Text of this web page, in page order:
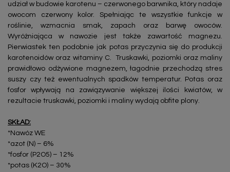
udział w budowie karotenu – czerwonego barwnika, który nadaje
owocom czerwony kolor. Spełniając te wszystkie funkcje w
roślinie, wzmacnia smak, zapach oraz barwę owoców.
Wyróżniająca w nawozie jest także zawartość magnezu.
Pierwiastek ten podobnie jak potas przyczynia się do produkcji
karotenoidów oraz witaminy C. Truskawki, poziomki oraz maliny
prawidłowo odżywione magnezem, łagodnie przechodzą stres
suszy czy też ewentualnych spadków temperatur. Potas oraz
fosfor wpływają na zawiązywanie większej ilości kwiatów, w
rezultacie truskawki, poziomki i maliny wydają obfite plony.
SKŁAD:
*Nawóz WE
*azot (N) – 6%
*fosfor (P2O5) – 12%
*potas (K2O) – 30%